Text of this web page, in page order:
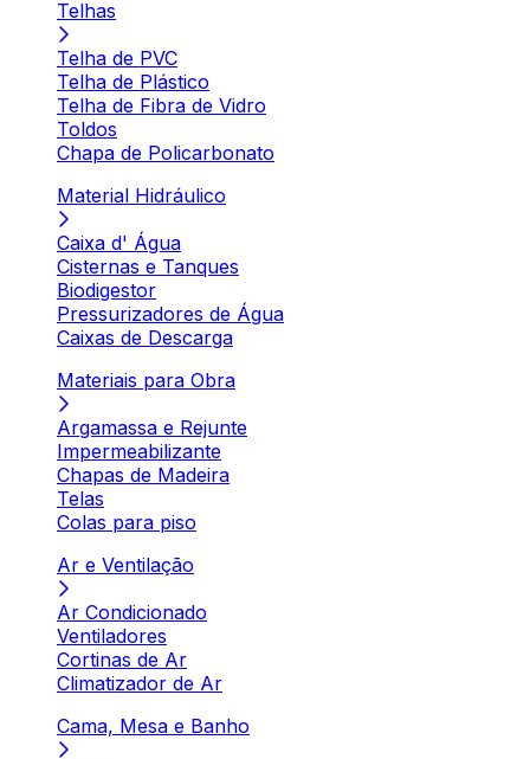
Telhas
Telha de PVC
Telha de Plástico
Telha de Fibra de Vidro
Toldos
Chapa de Policarbonato
Material Hidráulico
Caixa d' Água
Cisternas e Tanques
Biodigestor
Pressurizadores de Água
Caixas de Descarga
Materiais para Obra
Argamassa e Rejunte
Impermeabilizante
Chapas de Madeira
Telas
Colas para piso
Ar e Ventilação
Ar Condicionado
Ventiladores
Cortinas de Ar
Climatizador de Ar
Cama, Mesa e Banho